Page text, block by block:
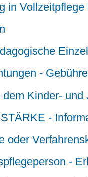
in
-
Kinder-
-
oder
-